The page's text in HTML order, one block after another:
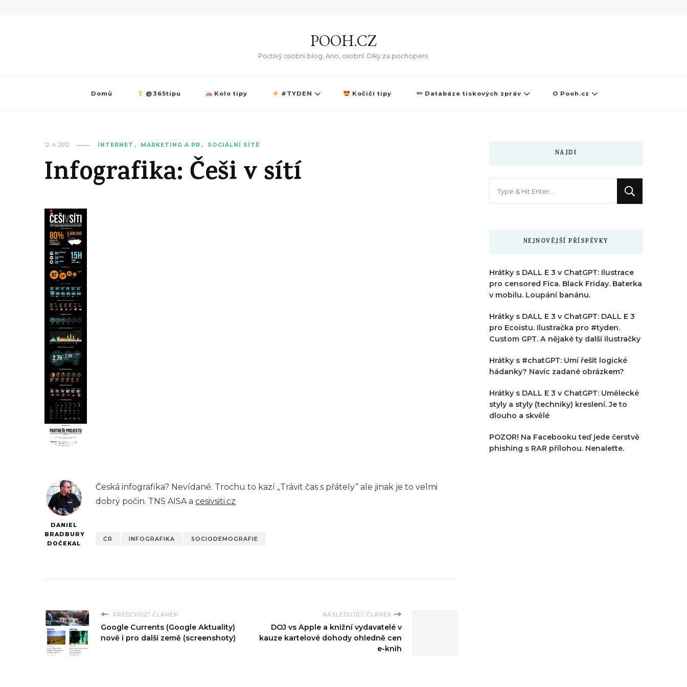
POOH.CZ
Poctivý osobní blog. Ano, osobní. Díky za pochopení.
Domů @365tipu Kolo tipy #TYDEN Kočičí tipy Databáze tiskových zpráv O Pooh.cz
12. 4. 2012 INTERNET MARKETING A PR SOCIÁLNÍ SÍTĚ
Infografika: Češi v sítí
DANIEL
BRADBURY
DOČEKAL
Česká infografika? Nevídané. Trochu to kazí „Trávit čas s přátely“ ale jinak je to velmi
dobrý počin. TNS AISA a cesivsiti.cz
ĆR INFOGRAFIKA SOCIODEMOGRAFIE
PŘEDCHOZÍ ČLÁNEK
Google Currents (Google Aktuality)
nově i pro další země (screenshoty)
NASLEDUJÍCÍ ČLÁNEK
DOJ vs Apple a knižní vydavatelé v
kauze kartelové dohody ohledně cen
e-knih
NAJDI
NEJNOVĚJŠÍ PŘÍSPĚVKY
Hrátky s DALL E 3 v ChatGPT: Ilustrace
pro censored Fica. Black Friday. Baterka
v mobilu. Loupání banánu.
Hrátky s DALL E 3 v ChatGPT: DALL E 3
pro Ecoistu. Ilustračka pro #tyden.
Custom GPT. A nějaké ty další ilustračky
Hrátky s #chatGPT: Umí řešit logické
hádanky? Navíc zadané obrázkem?
Hrátky s DALL E 3 v ChatGPT: Umělecké
styly a styly (techniky) kreslení. Je to
dlouho a skvělé
POZOR! Na Facebooku teď jede čerstvě
phishing s RAR přílohou. Nenaleťte.